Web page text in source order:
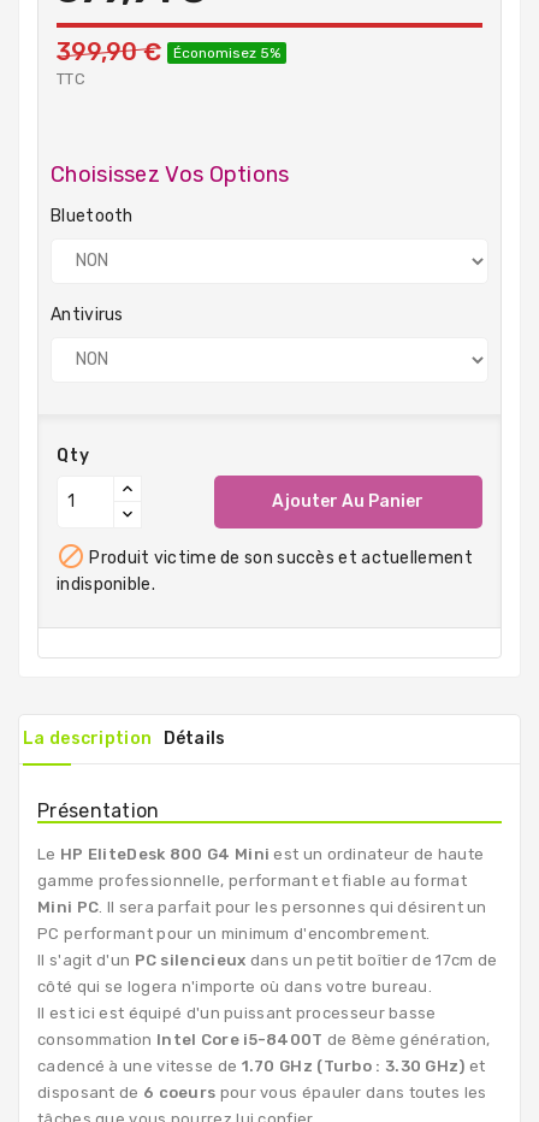
399,90 € Économisez 5%
TTC
Choisissez Vos Options
Bluetooth
Antivirus
Qty
Ajouter Au Panier
 Produit victime de son succès et actuellement
indisponible.
La description Détails
Présentation
Le HP EliteDesk 800 G4 Mini est un ordinateur de haute
gamme professionnelle, performant et fiable au format
Mini PC . Il sera parfait pour les personnes qui désirent un
PC performant pour un minimum d'encombrement.
Il s'agit d'un PC silencieux dans un petit boîtier de 17cm de
côté qui se logera n'importe où dans votre bureau.
Il est ici est équipé d'un puissant processeur basse
consommation Intel Core i5-8400T de 8ème génération,
cadencé à une vitesse de 1.70 GHz (Turbo : 3.30 GHz) et
disposant de 6 coeurs pour vous épauler dans toutes les